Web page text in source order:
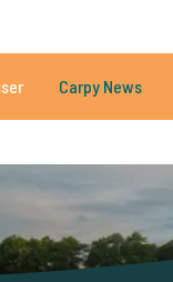
Carpy News